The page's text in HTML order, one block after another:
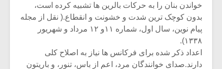
خواندن بنان را به حرکات بالرین ها تشبیه کرده است،
بدون کوچک ترین شدت و خشونت و انقطاع.( نقل از مجله
پیام نوین، سال اول، شماره ۱۱و ۱۲ مرداد و شهریور
۱۳۳۸).
اعداد ذکر شده برای فرکانس ها نیاز به اصلاح کلی
دارند.صدای خوانندگان مرد، اعم از باس، تنور، و باریتون